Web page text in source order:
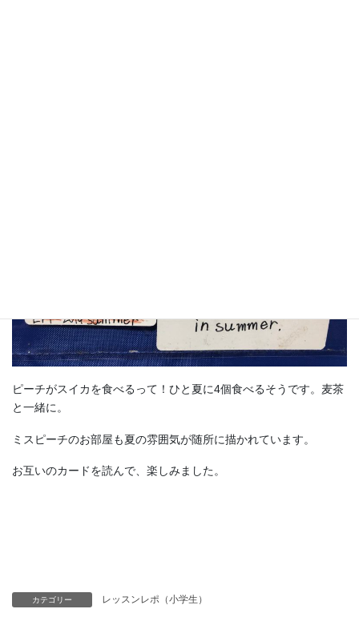
ピーチがスイカを食べるって！ひと夏に4個食べるそうです。麦茶
と一緒に。
ミスピーチのお部屋も夏の雰囲気が随所に描かれています。
お互いのカードを読んで、楽しみました。
カテゴリー レッスンレポ（小学生）